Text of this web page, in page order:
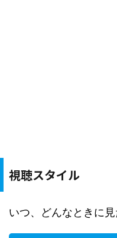
視聴スタイル
いつ、どんなときに見